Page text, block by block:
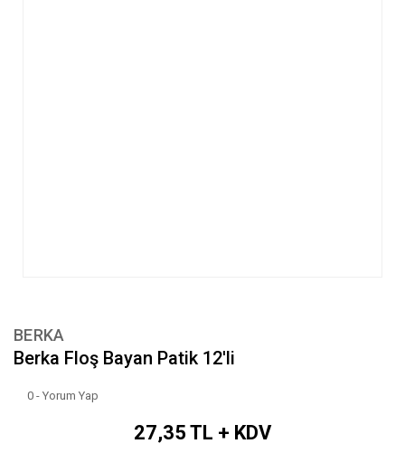
BERKA
Berka Floş Bayan Patik 12'li
0 - Yorum Yap
27,35 TL + KDV